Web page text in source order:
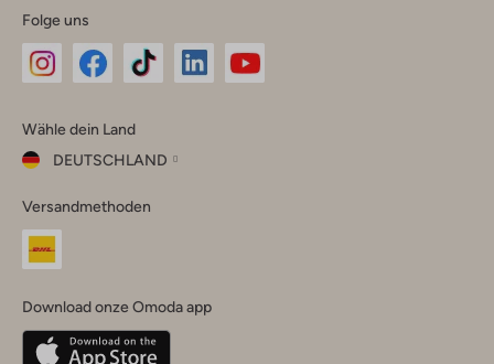
Folge uns
Instagram
Facebook
TikTok
Wähle dein Land
DEUTSCHLAND
dein
Land
Belgique(Français)
Versandmethoden
Download onze Omoda app